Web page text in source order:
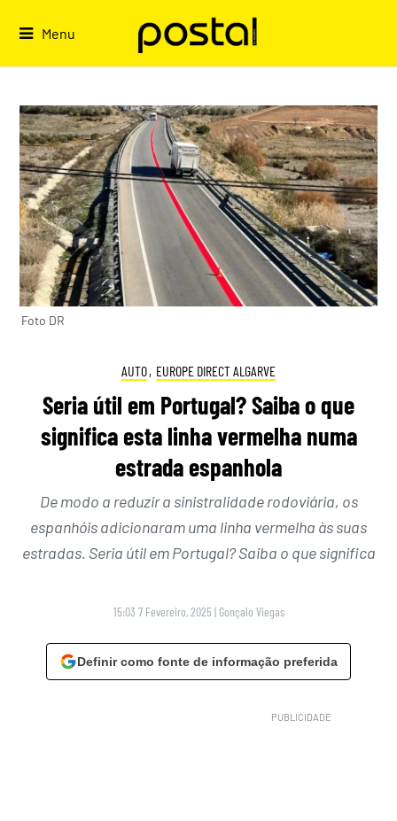
Menu
Foto DR
AUTO, EUROPE DIRECT ALGARVE
Seria útil em Portugal? Saiba o que
significa esta linha vermelha numa
estrada espanhola
De modo a reduzir a sinistralidade rodoviária, os
espanhóis adicionaram uma linha vermelha às suas
estradas. Seria útil em Portugal? Saiba o que significa
15:03 7 Fevereiro, 2025 | Gonçalo Viegas
Definir como fonte de informação preferida